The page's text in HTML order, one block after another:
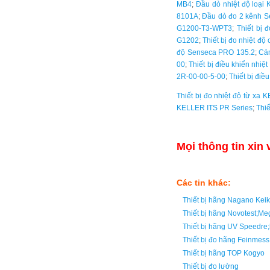
MB4; Đầu dò nhiệt độ loại
8101A;Đầu dò đo 2 kênh
G1200-T3-WPT3; Thiết bị
G1202;Thiết bị đo nhiệt độ
độ Senseca PRO 135.2;
00;Thiết bị điều khiển
2R-00-00-5-00; Thiết bị
Thiết bị đo nhiệt độ từ xa
KELLER ITS PR Series;
Mọi thông tin xin
Các tin khác:
Thiết bị hãng Nagano
Thiết bị hãng
Thiết bị hãng UV
Thiết bị đo hãng
Thiết bị hãng TOP Kogyo
Thiết bị đo lường